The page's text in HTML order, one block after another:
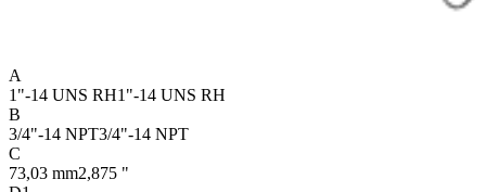
A
1"-14 UNS RH1"-14 UNS RH
B
3/4"-14 NPT3/4"-14 NPT
C
73,03 mm2,875 "